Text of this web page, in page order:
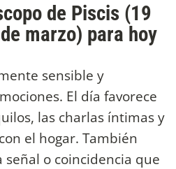
de Piscis (19
marzo) para hoy
sensible y
El día favorece
las charlas íntimas y
el hogar. También
o coincidencia que